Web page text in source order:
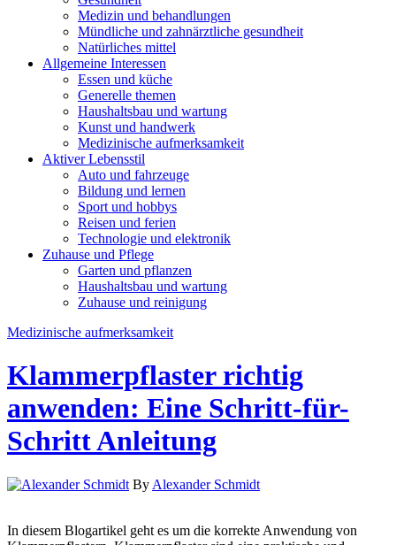
Medizin und behandlungen
Mündliche und zahnärztliche gesundheit
Natürliches mittel
Allgemeine Interessen
Essen und küche
Generelle themen
Haushaltsbau und wartung
Kunst und handwerk
Medizinische aufmerksamkeit
Aktiver Lebensstil
Auto und fahrzeuge
Bildung und lernen
Sport und hobbys
Reisen und ferien
Technologie und elektronik
Zuhause und Pflege
Garten und pflanzen
Haushaltsbau und wartung
Zuhause und reinigung
Medizinische aufmerksamkeit
Klammerpflaster richtig
anwenden: Eine Schritt-für-
Schritt Anleitung
By Alexander Schmidt
In diesem Blogartikel geht es um die korrekte Anwendung von